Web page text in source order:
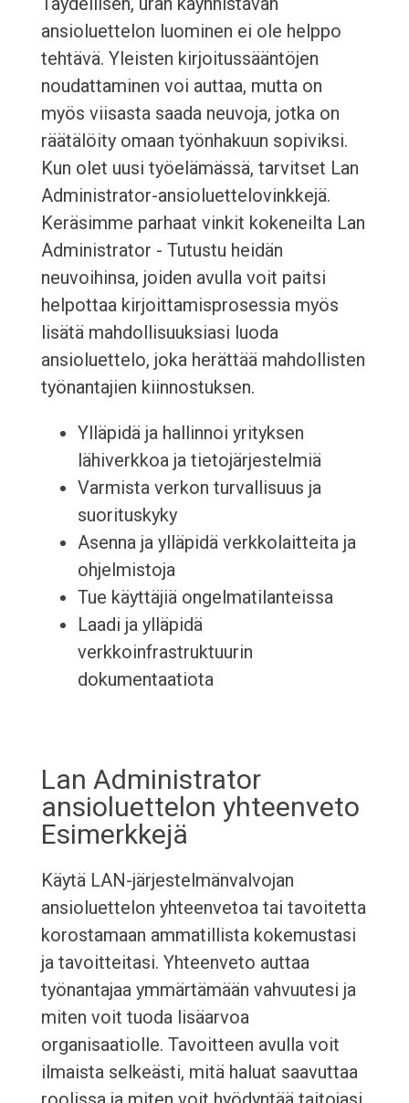
ansioluettelon luominen ei ole helppo
tehtävä. Yleisten kirjoitussääntöjen
noudattaminen voi auttaa, mutta on
myös viisasta saada neuvoja, jotka on
räätälöity omaan työnhakuun sopiviksi.
Kun olet uusi työelämässä, tarvitset Lan
Administrator-ansioluettelovinkkejä.
Keräsimme parhaat vinkit kokeneilta Lan
Administrator - Tutustu heidän
neuvoihinsa, joiden avulla voit paitsi
helpottaa kirjoittamisprosessia myös
lisätä mahdollisuuksiasi luoda
ansioluettelo, joka herättää mahdollisten
työnantajien kiinnostuksen.
Ylläpidä ja hallinnoi yrityksen
lähiverkkoa ja tietojärjestelmiä
Varmista verkon turvallisuus ja
suorituskyky
Asenna ja ylläpidä verkkolaitteita ja
ohjelmistoja
Tue käyttäjiä ongelmatilanteissa
Laadi ja ylläpidä
verkkoinfrastruktuurin
dokumentaatiota
Lan Administrator
ansioluettelon yhteenveto
Esimerkkejä
Käytä LAN-järjestelmänvalvojan
ansioluettelon yhteenvetoa tai tavoitetta
korostamaan ammatillista kokemustasi
ja tavoitteitasi. Yhteenveto auttaa
työnantajaa ymmärtämään vahvuutesi ja
miten voit tuoda lisäarvoa
organisaatiolle. Tavoitteen avulla voit
ilmaista selkeästi, mitä haluat saavuttaa